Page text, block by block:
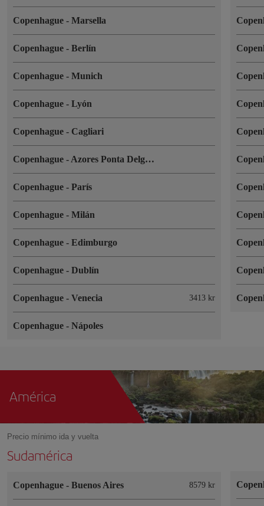
Copenhague - Marsella
Copenhague - Berlín
Copenhague - Munich
Copenhague - Lyón
Copenhague - Cagliari
Copenhague - Azores Ponta Delgada
Copenhague - París
Copenhague - Milán
Copenhague - Edimburgo
Copenhague - Dublín
Copenhague - Venecia 3413 kr
Copenhague - Nápoles
América
Precio mínimo ida y vuelta
Sudamérica
Copenhague - Buenos Aires 8579 kr